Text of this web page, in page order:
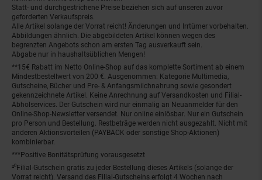
Statt- und durchgestrichene Preise beziehen sich auf unseren zuvor
geforderten Verkaufspreis.
Alle Artikel solange der Vorrat reicht! Änderungen und Irrtümer vorbehalten.
Abbildungen ähnlich. Die abgebildeten Artikel können wegen des
begrenzten Angebots schon am ersten Tag ausverkauft sein.
Abgabe nur in haushaltsüblichen Mengen!
**15€ Rabatt im Netto Online-Shop auf das komplette Sortiment ab einem
Mindestbestellwert von 200 €. Ausgenommen: Kategorie Multimedia,
Gutscheine, Bücher und Pre- & Anfangsmilchnahrung sowie gesondert
gekennzeichnete Artikel. Keine Anrechnung auf Versandkosten und Filial-
Abholservices. Der Gutschein wird nur einmalig an Neuanmelder für den
Online-Shop-Newsletter versendet. Nur online einlösbar. Nur ein Gutschein
pro Person und Bestellung. Restbeträge werden nicht ausgezahlt. Nicht mit
anderen Aktionsvorteilen (PAYBACK oder sonstige Shop-Aktionen)
kombinierbar.
***Positive Bonitätsprüfung vorausgesetzt
²⁰Filial-Gutschein gratis zu jeder Bestellung dieses Artikels (solange der
Vorrat reicht). Versand des Filial-Gutscheins erfolgt 4 Wochen nach